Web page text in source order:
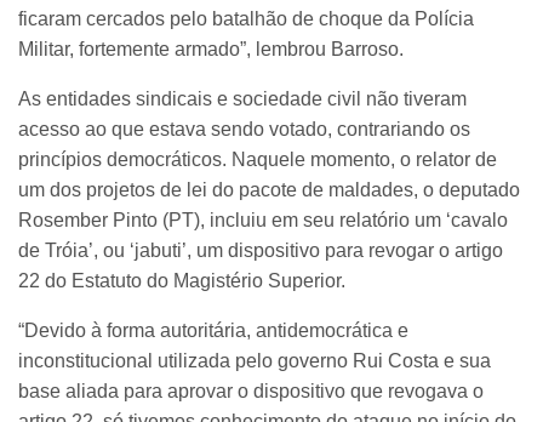
ficaram cercados pelo batalhão de choque da Polícia
Militar, fortemente armado”, lembrou Barroso.
As entidades sindicais e sociedade civil não tiveram
acesso ao que estava sendo votado, contrariando os
princípios democráticos. Naquele momento, o relator de
um dos projetos de lei do pacote de maldades, o deputado
Rosember Pinto (PT), incluiu em seu relatório um ‘cavalo
de Tróia’, ou ‘jabuti’, um dispositivo para revogar o artigo
22 do Estatuto do Magistério Superior.
“Devido à forma autoritária, antidemocrática e
inconstitucional utilizada pelo governo Rui Costa e sua
base aliada para aprovar o dispositivo que revogava o